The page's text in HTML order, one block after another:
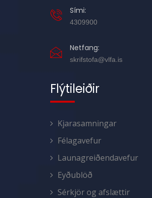
Sími:
4309900
Netfang:
skrifstofa@vlfa.is
Flýtileiðir
Kjarasamningar
Félagavefur
Launagreiðendavefur
Eyðublöð
Sérkjör og afslættir